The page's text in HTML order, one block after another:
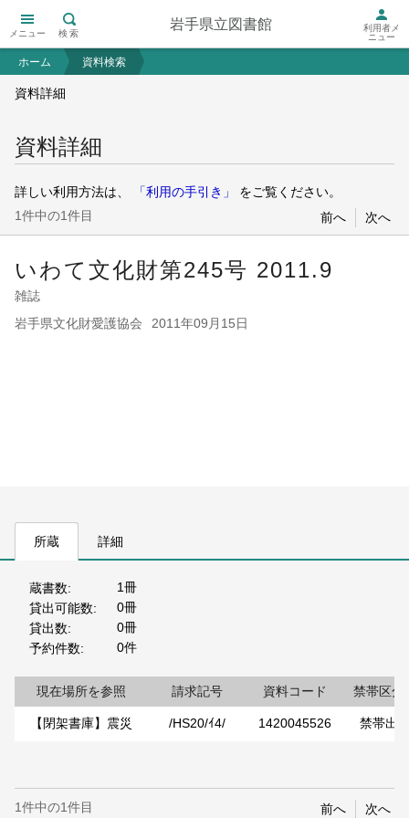
岩手県立図書館
メニュー 検索
利用者メ
ニュー
ホーム 資料検索
資料詳細
資料詳細
詳しい利用方法は、 「利用の手引き」
をご覧ください。
1件中の1件目
前へ 次へ
いわて文化財第245号 2011.9
雑誌
岩手県文化財愛護協会
2011年09月15日
所蔵 詳細
蔵書数
1冊
貸出可能数
0冊
貸出数
0冊
予約件数
0件
現在場所を参照 請求記号 資料コード 禁帯区分
【閉架書庫】震災 /HS20/ｲ4/ 1420045526 禁帯出
1件中の1件目 前へ 次へ